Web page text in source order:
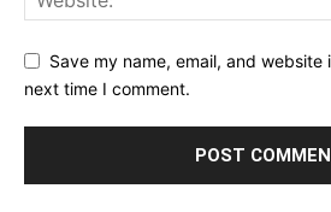
Save my name, email, and
next time I comment.